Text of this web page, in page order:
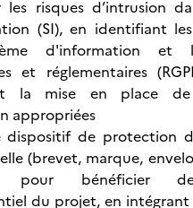
les risques d’intrusion
(SI), en identifiant
d'information et
et réglementaires
la mise en place
appropriées
dispositif de protection
(brevet, marque,
pour bénéficier
du projet, en